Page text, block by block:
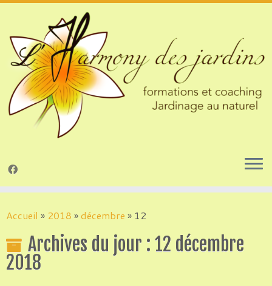
auAccueil » 2018 » décembre » 12
Archives du jour : 12 décembre
2018